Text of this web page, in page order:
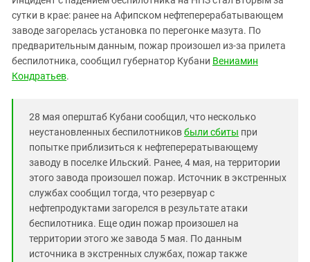
ЮФО
сутки в крае: ранее на Афипском нефтеперерабатывающем
заводе загорелась установка по перегонке мазута. По
предварительным данным, пожар произошел из-за прилета
беспилотника, сообщил губернатор Кубани Вениамин
Кондратьев.
28 мая оперштаб Кубани сообщил, что несколько
неустановленных беспилотниковбыли сбиты при
попытке приблизиться к нефтеперератывающему
заводу в поселке Ильский. Ранее, 4 мая, на территории
этого завода произошел пожар. Источник в экстренных
службах сообщил тогда, что резервуар с
нефтепродуктами загорелся в результате атаки
беспилотника. Еще один пожар произошел на
территории этого же завода 5 мая. По данным
источника в экстренных службах, пожар также